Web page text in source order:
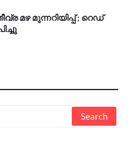
മഴ മുന്നറിയിപ്പ് ; റെഡ്